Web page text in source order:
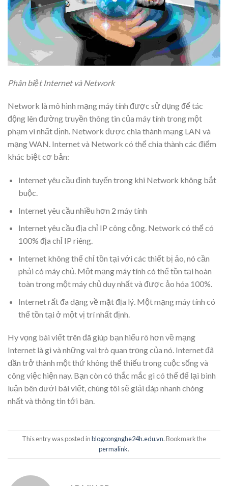
Phân biệt Internet và Network
Network là mô hình mạng máy tính được sử dụng để tác
động lên đường truyền thông tin của máy tính trong một
phạm vi nhất định. Network được chia thành mạng LAN và
mạng WAN. Internet và Network có thể chia thành các điểm
khác biệt cơ bản:
Internet yêu cầu định tuyến trong khi Network không bắt
buộc.
Internet yêu cầu nhiều hơn 2 máy tính
Internet yêu cầu địa chỉ IP công cộng. Network có thể có
100% địa chỉ IP riêng.
Internet không thể chỉ tồn tại với các thiết bị ảo, nó cần
phải có máy chủ. Một mạng máy tính có thể tồn tại hoàn
toàn trong một máy chủ duy nhất và được ảo hóa 100%.
Internet rất đa dạng về mặt địa lý. Một mạng máy tính có
thể tồn tại ở một vị trí nhất định.
Hy vọng bài viết trên đã giúp bạn hiểu rõ hơn về mạng
Internet là gì và những vai trò quan trọng của nó. Internet đã
dần trở thành một thứ không thể thiếu trong cuộc sống và
công việc hiện nay. Bạn còn có thắc mắc gì có thể để lại bình
luận bên dưới bài viết, chúng tôi sẽ giải đáp nhanh chóng
nhất và thông tin tới bạn.
This entry was posted inblogcongnghe24h.edu.vn. Bookmark the
permalink.